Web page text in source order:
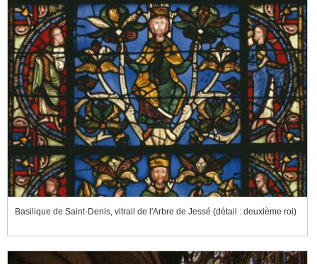
Basilique de Saint-Denis, vitrail de l'Arbre de Jessé (détail : deuxième roi)